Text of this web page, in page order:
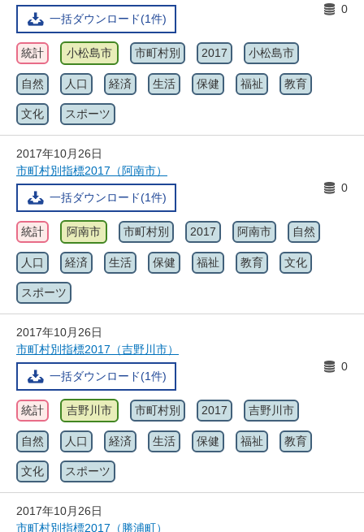
一括ダウンロード(1件)
0
統計 小松島市 市町村別 2017 小松島市
自然 人口 経済 生活 保健 福祉 教育
文化 スポーツ
2017年10月26日
市町村別指標2017（阿南市）
一括ダウンロード(1件)
0
統計 阿南市 市町村別 2017 阿南市 自然
人口 経済 生活 保健 福祉 教育 文化
スポーツ
2017年10月26日
市町村別指標2017（吉野川市）
一括ダウンロード(1件)
0
統計 吉野川市 市町村別 2017 吉野川市
自然 人口 経済 生活 保健 福祉 教育
文化 スポーツ
2017年10月26日
市町村別指標2017（勝浦町）